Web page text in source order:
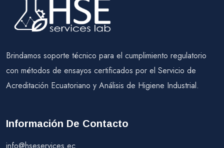
Brindamos soporte técnico para el cumplimiento regulatorio
con métodos de ensayos certificados por el Servicio de
Acreditación Ecuatoriano y Análisis de Higiene Industrial.
Información De Contacto